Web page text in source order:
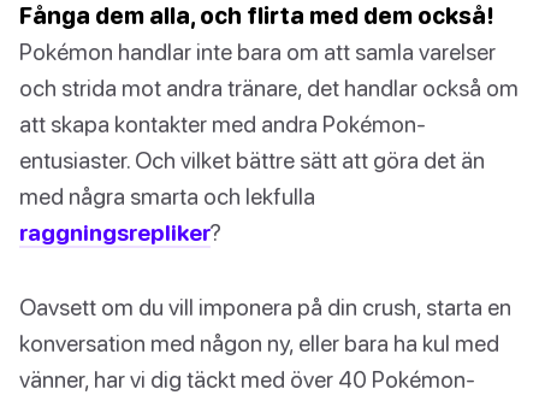
Fånga dem alla, och flirta med dem också!
Pokémon handlar inte bara om att samla varelser
och strida mot andra tränare, det handlar också om
att skapa kontakter med andra Pokémon-
entusiaster. Och vilket bättre sätt att göra det än
med några smarta och lekfulla
raggningsrepliker?
Oavsett om du vill imponera på din crush, starta en
konversation med någon ny, eller bara ha kul med
vänner, har vi dig täckt med över 40 Pokémon-